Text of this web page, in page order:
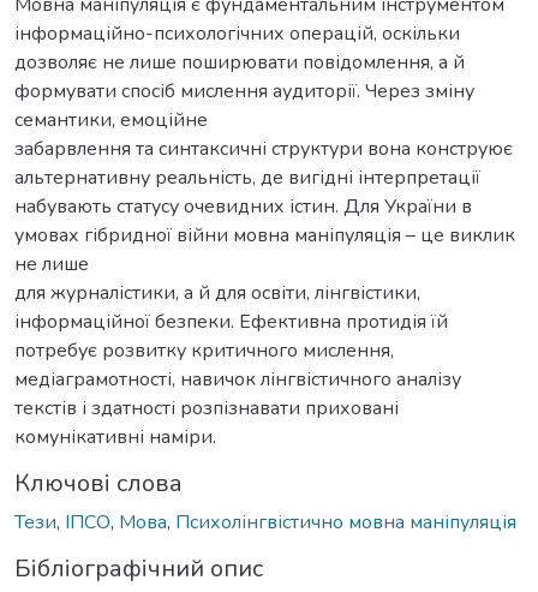
інформаційно-психологічних операцій, оскільки
дозволяє не лише поширювати повідомлення, а й
формувати спосіб мислення аудиторії. Через зміну
семантики, емоційне
забарвлення та синтаксичні структури вона конструює
альтернативну реальність, де вигідні інтерпретації
набувають статусу очевидних істин. Для України в
умовах гібридної війни мовна маніпуляція – це виклик
не лише
для журналістики, а й для освіти, лінгвістики,
інформаційної безпеки. Ефективна протидія їй
потребує розвитку критичного мислення,
медіаграмотності, навичок лінгвістичного аналізу
текстів і здатності розпізнавати приховані
комунікативні наміри.
Ключові слова
Тези, ІПСО, Мова, Психолінгвістично мовна маніпуляція
Бібліографічний опис